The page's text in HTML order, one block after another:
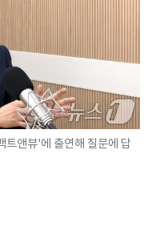
트앤뷰'에 출연해 질문에 답